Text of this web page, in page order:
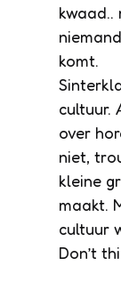
kwaad..
komt.
cultuur.
over
niet,
kleine
maakt.
cultuur
Don’t